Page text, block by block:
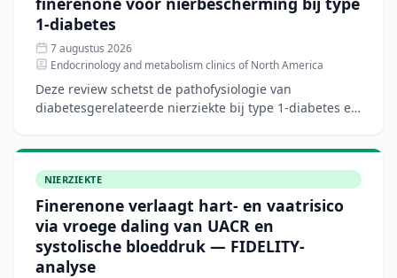
1-diabetes
7 augustus 2026
Endocrinology and metabolism clinics of North America
Deze review schetst de pathofysiologie van
diabetesgerelateerde nierziekte bij type 1-diabetes en
NIERZIEKTE
Finerenone verlaagt hart- en vaatrisico
via vroege daling van UACR en
systolische bloeddruk — FIDELITY-
analyse